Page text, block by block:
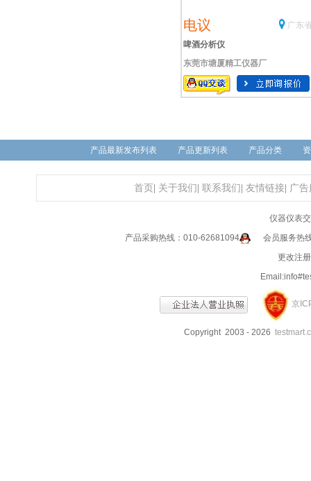
电议
广东
啤酒分析仪
东莞市塘厦精工仪器厂
产品最新发布列表 产品更新列表 产品分类
首页 关于我们 联系我们 友情链接| 广告
仪器仪表
产品采购热线：010-62681094
会员服务热
更改注
京
Copyright 2003 - 2026